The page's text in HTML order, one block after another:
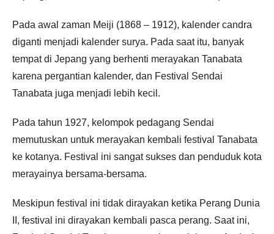
Pada awal zaman Meiji (1868 – 1912), kalender candra
diganti menjadi kalender surya. Pada saat itu, banyak
tempat di Jepang yang berhenti merayakan Tanabata
karena pergantian kalender, dan Festival Sendai
Tanabata juga menjadi lebih kecil.
Pada tahun 1927, kelompok pedagang Sendai
memutuskan untuk merayakan kembali festival Tanabata
ke kotanya. Festival ini sangat sukses dan penduduk kota
merayainya bersama-bersama.
Meskipun festival ini tidak dirayakan ketika Perang Dunia
II, festival ini dirayakan kembali pasca perang. Saat ini,